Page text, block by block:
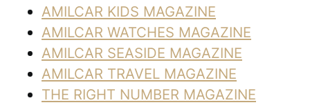
AMILCAR KIDS MAGAZINE
AMILCAR WATCHES MAGAZINE
AMILCAR SEASIDE MAGAZINE
AMILCAR TRAVEL MAGAZINE
THE RIGHT NUMBER MAGAZINE